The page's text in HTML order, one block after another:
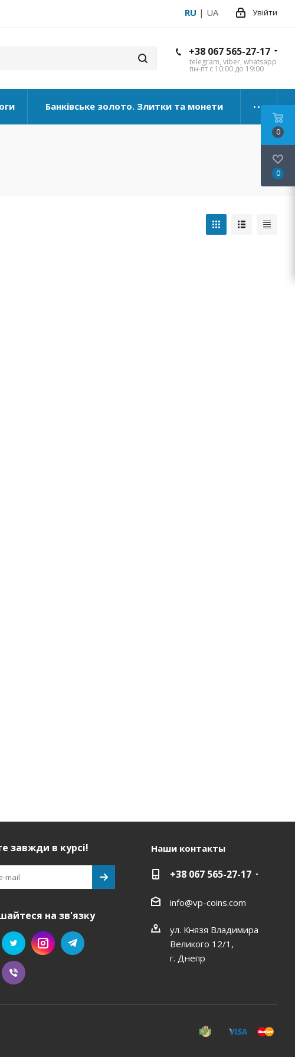
Увійти
RU | UA
+38 067 565-27-17
telegram, viber, whatsapp
пн-пт с 10:00 до 19:00
Банківське золото. Злитки та монети
завжди в курсі!
на зв'язку
Наши контакты
+38 067 565-27-17
info@vp-coins.com
ул. Князя Владимира
Великого 12/1,
г. Днепр
0
0